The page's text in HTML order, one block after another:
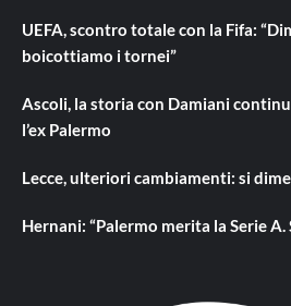
UEFA, scontro totale con la Fifa:
boicottiamo i tornei”
Ascoli, la storia con Damiani
l’ex Palermo
Lecce, ulteriori cambiamenti: si
Hernani: “Palermo merita la Serie A.